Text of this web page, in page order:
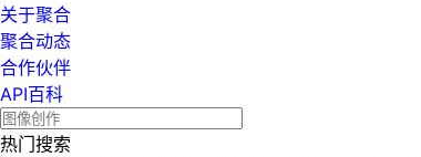
关于聚合
聚合动态
合作伙伴
API百科
热门搜索